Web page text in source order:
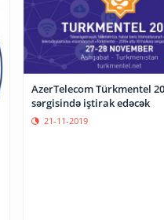
AzerTelecom Türkmentel
sərgisində iştirak edəcək
21-11-2019